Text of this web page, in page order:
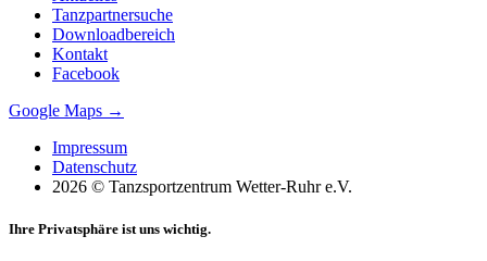
Tanzpartnersuche
Downloadbereich
Kontakt
Facebook
Google Maps →
Impressum
Datenschutz
2026 © Tanzsportzentrum Wetter-Ruhr e.V.
Ihre Privatsphäre ist uns wichtig.